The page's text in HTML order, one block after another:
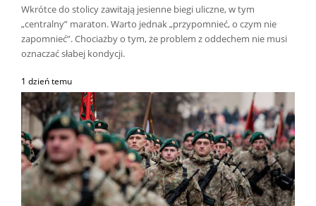
Wkrótce do stolicy zawitają jesienne biegi uliczne, w tym
„centralny” maraton. Warto jednak „przypomnieć, o czym nie
zapomnieć”. Chociażby o tym, że problem z oddechem nie musi
oznaczać słabej kondycji.
1 dzień temu